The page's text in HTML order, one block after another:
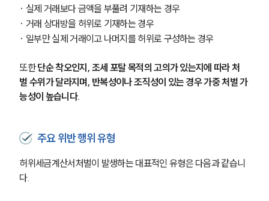
· 실제 거래보다 금액을 부풀려 기재하는 경우
· 거래 상대방을 허위로 기재하는 경우
· 일부만 실제 거래이고 나머지를 허위로 구성하는 경우
또한 단순 착오인지, 조세 포탈 목적의 고의가 있는지에 따라 처
벌 수위가 달라지며, 반복성이나 조직성이 있는 경우 가중 처벌 가
능성이 높습니다.
주요 위반 행위 유형
허위세금계산서처벌이 발생하는 대표적인 유형은 다음과 같습니
다.